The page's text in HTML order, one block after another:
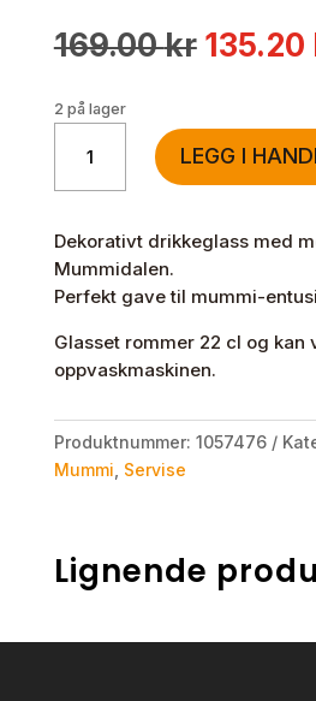
169.00kr
169.00
135.20
2 på lager
glass
22cl
antall
LEGG I
Dekorativt drikkeglass med
Mummidalen.
Perfekt gave til mummi-
Glasset rommer 22 cl og kan
oppvaskmaskinen.
Produktnummer: 1057476
Mummi Servise
Lignende